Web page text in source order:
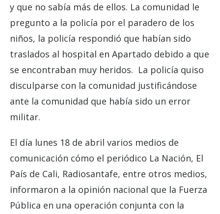
y que no sabía más de ellos. La comunidad le
pregunto a la policía por el paradero de los
niños, la policía respondió que habían sido
traslados al hospital en Apartado debido a que
se encontraban muy heridos. La policía quiso
disculparse con la comunidad justificándose
ante la comunidad que había sido un error
militar.
El día lunes 18 de abril varios medios de
comunicación cómo el periódico La Nación, El
País de Cali, Radiosantafe, entre otros medios,
informaron a la opinión nacional que la Fuerza
Pública en una operación conjunta con la